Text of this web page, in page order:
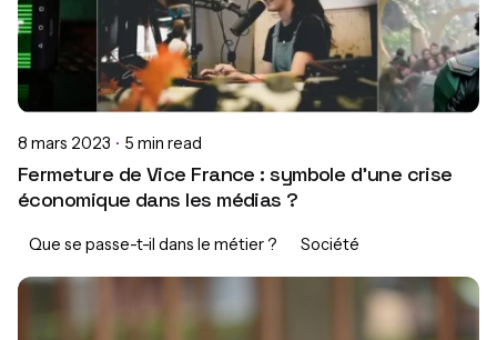
8 mars 2023 5 min read
Fermeture de Vice France : symbole d’une crise
économique dans les médias ?
Que se passe-t-il dans le métier ? Société